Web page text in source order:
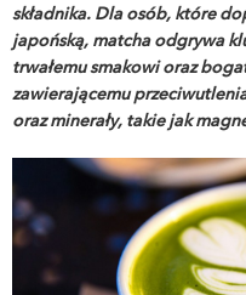
składnika. Dla osób, które
japońską, matcha odgrywa
trwałemu smakowi oraz
zawierającemu
oraz minerały, takie jak